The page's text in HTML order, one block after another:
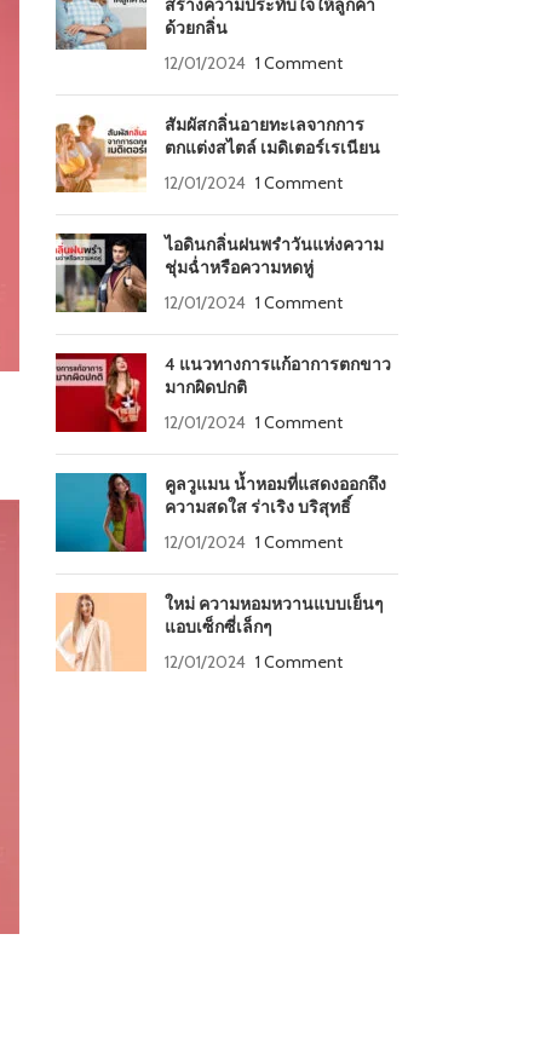
สร้างความประทับใจให้ลูกค้า
ด้วยกลิ่น
12/01/2024 1 Comment
สัมผัสกลิ่นอายทะเลจากการ
ตกแต่งสไตล์ เมดิเตอร์เรเนียน
12/01/2024 1 Comment
ไอดินกลิ่นฝนพรำวันแห่งความ
ชุ่มฉ่ำหรือความหดหู่
12/01/2024 1 Comment
4 แนวทางการแก้อาการตกขาว
มากผิดปกติ
12/01/2024 1 Comment
คูลวูแมน น้ำหอมที่แสดงออกถึง
ความสดใส ร่าเริง บริสุทธิ์
12/01/2024 1 Comment
ใหม่ ความหอมหวานแบบเย็นๆ
แอบเซ็กซี่เล็กๆ
12/01/2024 1 Comment